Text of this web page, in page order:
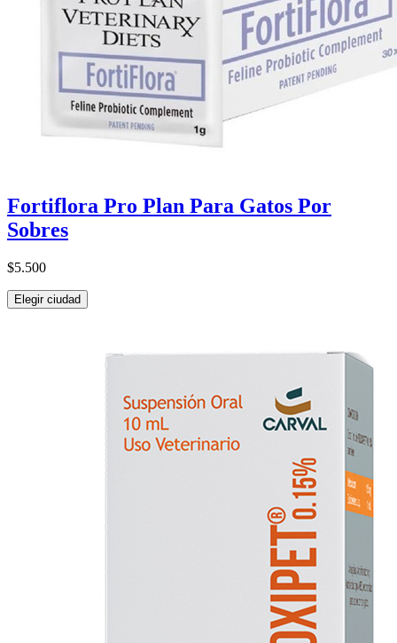
Fortiflora Pro Plan Para Gatos Por
Sobres
$5.500
Elegir ciudad